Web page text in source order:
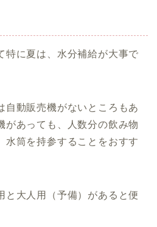
特に夏は、水分補給が大事で
自動販売機がないところもあ
があっても、人数分の飲み物
水筒を持参することをおすす
と大人用（予備）があると便